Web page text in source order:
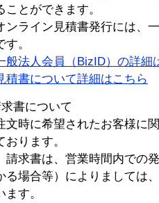
ことができます。
ンライン見積書発行には、
す。
般法人会員（BizID）の詳細
積書について詳細はこちら
書について
文時に希望されたお客様に
おります。
請求書は、営業時間内での
る場合等）によりましては
ます。